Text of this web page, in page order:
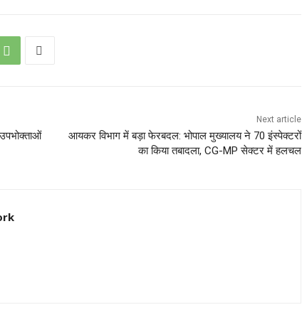
Next article
आयकर विभाग में बड़ा फेरबदल: भोपाल मुख्यालय ने 70 इंस्पेक्टरों
का किया तबादला, CG-MP सेक्टर में हलचल